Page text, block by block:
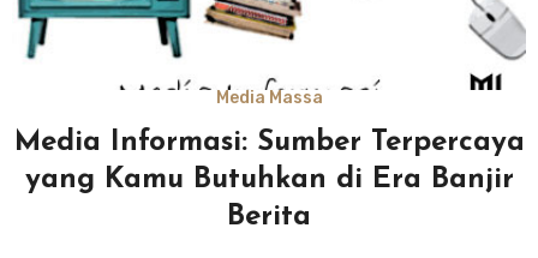
Media Massa
Media Informasi: Sumber Terpercaya
yang Kamu Butuhkan di Era Banjir
Berita